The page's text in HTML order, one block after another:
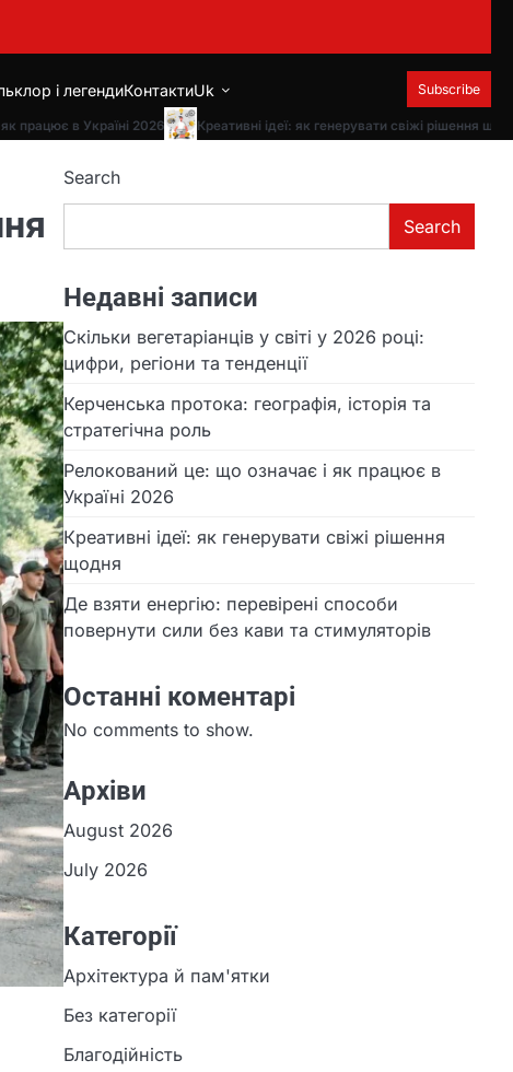
і легендиКонтактиUk Subscribe
в Україні 2026 Креативні ідеї: як генерувати свіжі рішення щодня
Search
Search
Недавні записи
Скільки вегетаріанців у світі у 2026 році:
цифри, регіони та тенденції
Керченська протока: географія, історія та
стратегічна роль
Релокований це: що означає і як працює в
Україні 2026
Креативні ідеї: як генерувати свіжі рішення
щодня
Де взяти енергію: перевірені способи
повернути сили без кави та стимуляторів
Останні коментарі
No comments to show.
Архіви
August 2026
July 2026
Категорії
Архітектура й пам'ятки
Без категорії
Благодійність